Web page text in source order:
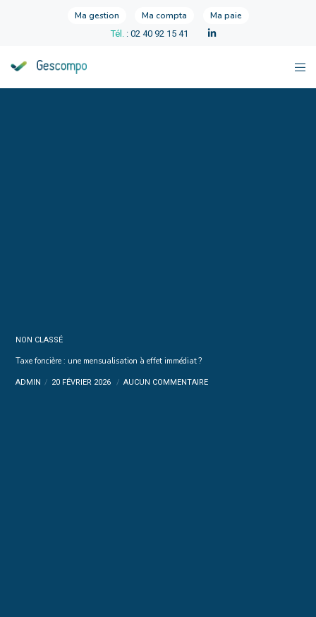
Ma gestion Ma compta Ma paie
Tél. : 02 40 92 15 41
NON CLASSÉ
Taxe foncière : une mensualisation à effet immédiat ?
ADMIN 20 FÉVRIER 2026 AUCUN COMMENTAIRE